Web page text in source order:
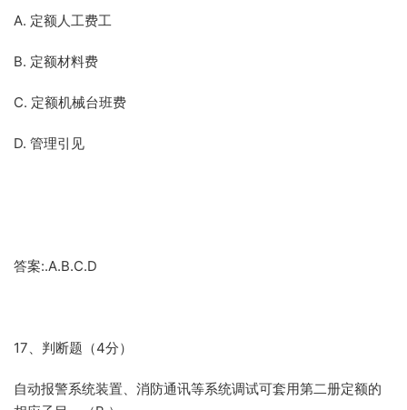
A. 定额人工费工
B. 定额材料费
C. 定额机械台班费
D. 管理引见
答案:.A.B.C.D
17、判断题（4分）
自动报警系统装置、消防通讯等系统调试可套用第二册定额的